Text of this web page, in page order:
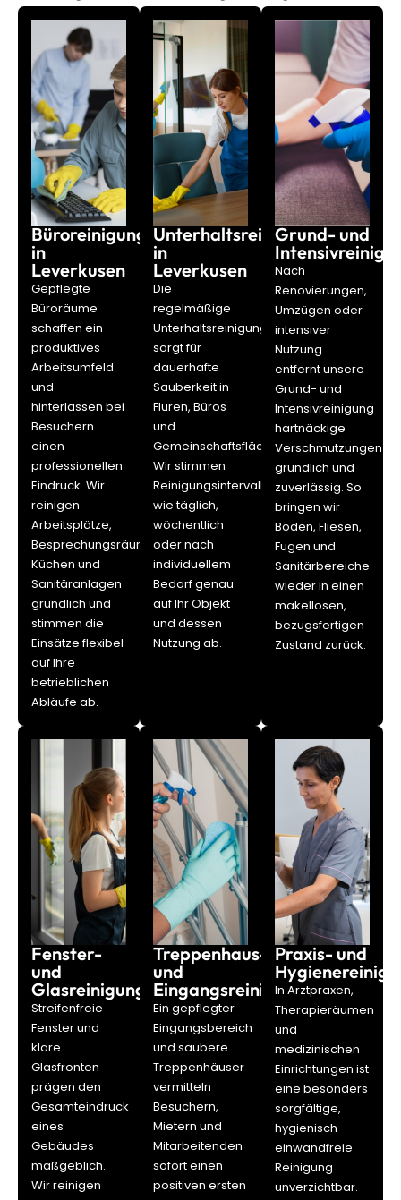
Büroreinigung
in
Leverkusen
Gepflegte
Büroräume
schaffen ein
produktives
Arbeitsumfeld
und
hinterlassen bei
Besuchern
einen
professionellen
Eindruck. Wir
reinigen
Arbeitsplätze,
Besprechungsräume,
Küchen und
Sanitäranlagen
gründlich und
stimmen die
Einsätze flexibel
auf Ihre
betrieblichen
Abläufe ab.
Unterhaltsreinigung
in
Leverkusen
Die
regelmäßige
Unterhaltsreinigung
sorgt für
dauerhafte
Sauberkeit in
Fluren, Büros
und
Gemeinschaftsflächen.
Wir stimmen
Reinigungsintervalle
wie täglich,
wöchentlich
oder nach
individuellem
Bedarf genau
auf Ihr Objekt
und dessen
Nutzung ab.
Grund- und
Nach
Renovierungen,
Umzügen oder
intensiver
Nutzung
entfernt unsere
Grund- und
Intensivreinigung
hartnäckige
Verschmutzungen
gründlich und
zuverlässig. So
bringen wir
Böden, Fliesen,
Fugen und
Sanitärbereiche
wieder in einen
makellosen,
bezugsfertigen
Zustand zurück.
Fenster-
und
Glasreinigung
Streifenfreie
Fenster und
klare
Glasfronten
prägen den
Gesamteindruck
eines
Gebäudes
maßgeblich.
Wir reinigen
Treppenhaus-
und
Eingangsreinigung
Ein gepflegter
Eingangsbereich
und saubere
Treppenhäuser
vermitteln
Besuchern,
Mietern und
Mitarbeitenden
sofort einen
positiven ersten
Praxis- und
In Arztpraxen,
Therapieräumen
und
medizinischen
Einrichtungen ist
eine besonders
sorgfältige,
hygienisch
einwandfreie
Reinigung
unverzichtbar.